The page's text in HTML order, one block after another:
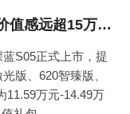
全新深蓝S05上市11.59万元起，价值感远超15万级SUV！
S05正式上市，提
版、620智臻版、
11.59万元-14.49万